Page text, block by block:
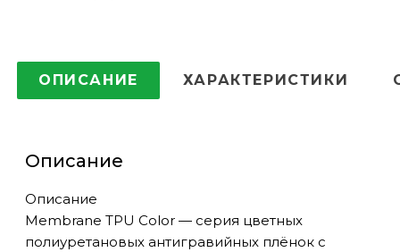
ОПИСАНИЕ ХАРАКТЕРИСТИКИ
Описание
Описание
Membrane TPU Color — серия цветных
полиуретановых антигравийных плёнок с